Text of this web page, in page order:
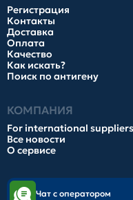
Регистрация
Контакты
Доставка
Оплата
Качество
Как искать?
Поиск по антигену
КОМПАНИЯ
For international suppliers
Все новости
О сервисе
Чат с оператором